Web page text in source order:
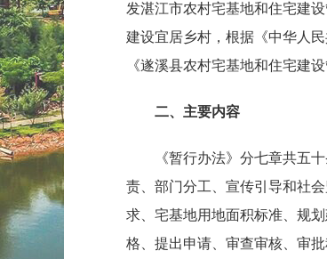
发湛江市农村宅基地和住宅建
建设宜居乡村，根据《中华人
《遂溪县农村宅基地和住宅建
二、主要内容
《暂行办法》分七章共五十
责、部门分工、宣传引导和社
求、宅基地用地面积标准、规
格、提出申请、审查审核、审